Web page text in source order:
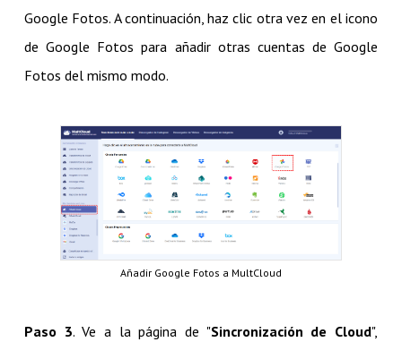
Google Fotos. A continuación, haz clic otra vez en el icono
de Google Fotos para añadir otras cuentas de Google
Fotos del mismo modo.
Añadir Google Fotos a MultCloud
Paso 3. Ve a la página de "Sincronización de Cloud",